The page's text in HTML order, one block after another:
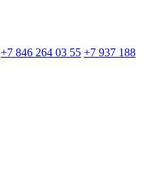
+7 846 264 03 55 +7 937 188